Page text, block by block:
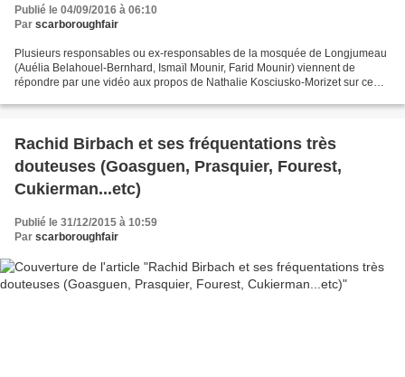
Publié le 04/09/2016 à 06:10
Par scarboroughfair
Plusieurs responsables ou ex-responsables de la mosquée de Longjumeau
(Auélia Belahouel-Bernhard, Ismaïl Mounir, Farid Mounir) viennent de
répondre par une vidéo aux propos de Nathalie Kosciusko-Morizet sur ce
Rachid Birbach et ses fréquentations très
douteuses (Goasguen, Prasquier, Fourest,
Cukierman...etc)
Publié le 31/12/2015 à 10:59
Par scarboroughfair